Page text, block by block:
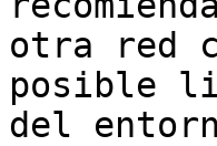
otra red
posible
del